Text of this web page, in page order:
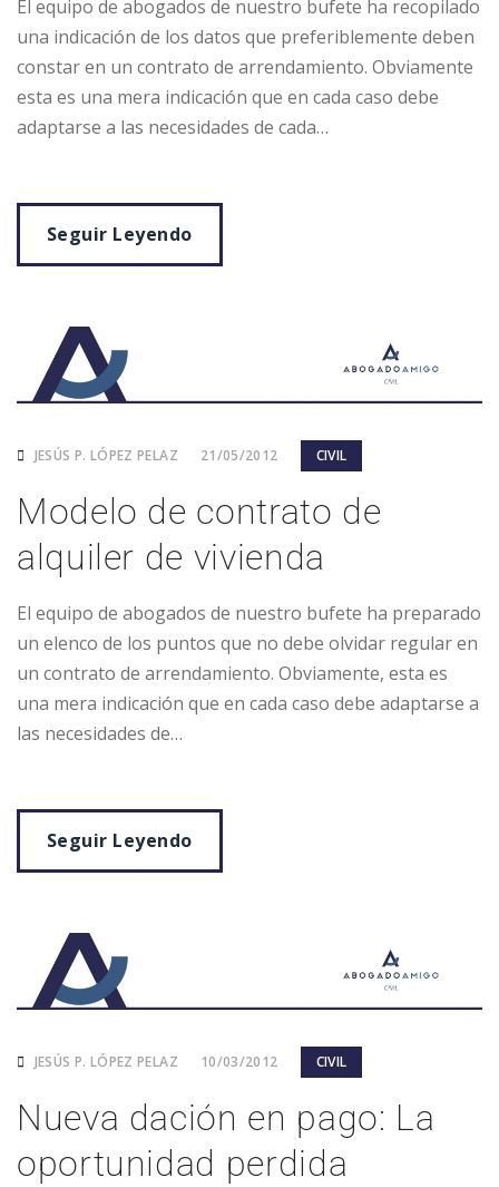
El equipo de abogados de nuestro bufete ha recopilado
una indicación de los datos que preferiblemente deben
constar en un contrato de arrendamiento. Obviamente
esta es una mera indicación que en cada caso debe
adaptarse a las necesidades de cada…
Seguir Leyendo
JESÚS P. LÓPEZ PELAZ 21/05/2012 CIVIL
Modelo de contrato de
alquiler de vivienda
El equipo de abogados de nuestro bufete ha preparado
un elenco de los puntos que no debe olvidar regular en
un contrato de arrendamiento. Obviamente, esta es
una mera indicación que en cada caso debe adaptarse a
las necesidades de…
Seguir Leyendo
JESÚS P. LÓPEZ PELAZ 10/03/2012 CIVIL
Nueva dación en pago: La
oportunidad perdida